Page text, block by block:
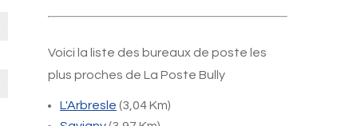
Voici la liste des bureaux de poste les
plus proches de La Poste Bully
L'Arbresle (3,04 Km)